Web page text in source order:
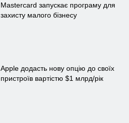
Mastercard запускає програму для
захисту малого бізнесу
Apple додасть нову опцію до своїх
пристроїв вартістю $1 млрд/рік